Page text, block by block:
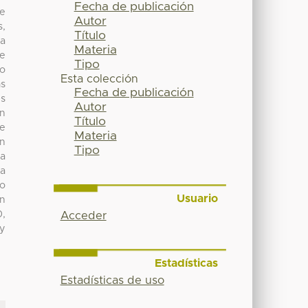
Fecha de publicación
Autor
Título
Materia
Tipo
Esta colección
Fecha de publicación
Autor
Título
Materia
Tipo
Usuario
Acceder
Estadísticas
Estadísticas de uso